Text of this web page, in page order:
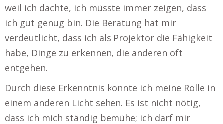
weil ich dachte, ich müsste immer zeigen, dass
ich gut genug bin. Die Beratung hat mir
verdeutlicht, dass ich als Projektor die Fähigkeit
habe, Dinge zu erkennen, die anderen oft
entgehen.
Durch diese Erkenntnis konnte ich meine Rolle in
einem anderen Licht sehen. Es ist nicht nötig,
dass ich mich ständig bemühe; ich darf mir